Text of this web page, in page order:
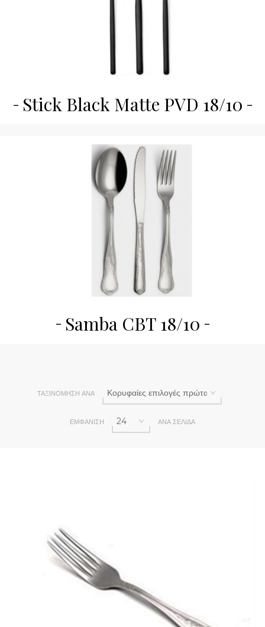
Stick Black Matte PVD 18/10
Samba CBT 18/10
ΤΑΞΙΝΌΜΗΣΗ ΑΝΆ
ΕΜΦΆΝΙΣΗ ΑΝΆ ΣΕΛΊΔΑ